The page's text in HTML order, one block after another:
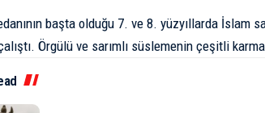
başta olduğu 7. ve 8. yüzyıllarda İslam
Örgülü ve sarımlı süslemenin çeşitli